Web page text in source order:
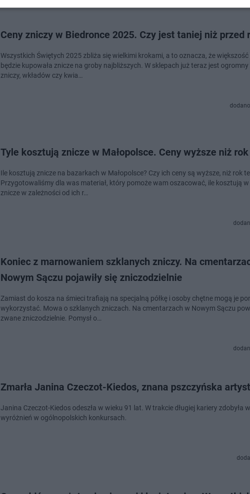
Ceny zniczy w Biedronce 2025. Czy jest taniej niż przed
Wszystkich Świętych 2025 zbliża się wielkimi krokami, a to oznacza, że
będzie kupowała znicze na groby najbliższych. W sklepach już teraz jest
zniczy, wkładów czy kwia…
Tyle kosztują znicze w Małopolsce. Ceny wyższe niż
Ile kosztują znicze na bazarkach w Małopolsce? Czy ich ceny są wyższe, niż rok
Przygotowaliśmy dla was materiał, który pomoże wam oszacować, ile kosztują
znicze w zależności od ich r…
Koniec z marnowaniem szklanych zniczy. Na
Nowym Sączu pojawiły się zniczodzielnie
Zamiast do kosza na śmieci trafiają na specjalną półkę i osoby chętne mogą je
wykorzystać. Mowa o szklanych zniczach. Na cmentarzach w Nowym Sączu
zwane zniczodzielnie. Pomysł o…
Zmarła Janina Czeczot-Kiedos, znana pszczyńska
Janina Czeczot-Kiedos odeszła w wieku 91 lat. W trakcie długiej kariery zdobyła
wyróżnień w ogólnopolskich konkursach.